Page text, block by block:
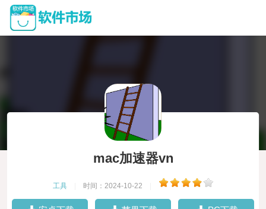
mac加速器vn
工具 时间：2024-10-22